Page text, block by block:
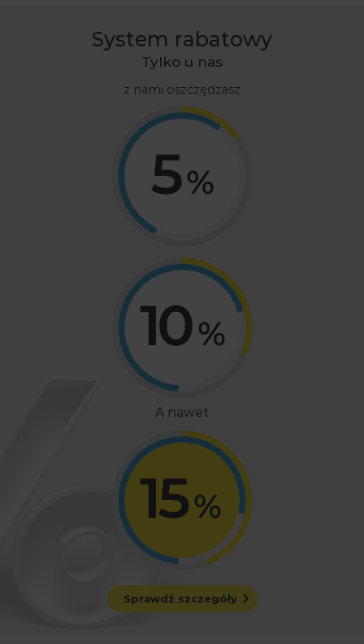
System rabatowy
Tylko u nas
z nami oszczędzasz
A nawet
Sprawdź szczegóły